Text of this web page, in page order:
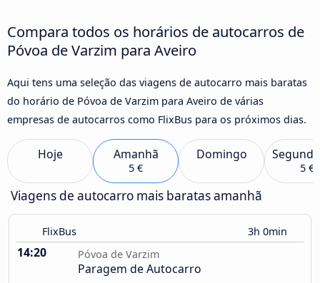
Compara todos os horários de autocarros de
Póvoa de Varzim para Aveiro
Aqui tens uma seleção das viagens de autocarro mais baratas
do horário de Póvoa de Varzim para Aveiro de várias
empresas de autocarros como FlixBus para os próximos dias.
Hoje Amanhã
5 €
Domingo
5 €
Viagens de autocarro mais baratas amanhã
FlixBus 3h 0min
14:20 Póvoa de Varzim
Paragem de Autocarro